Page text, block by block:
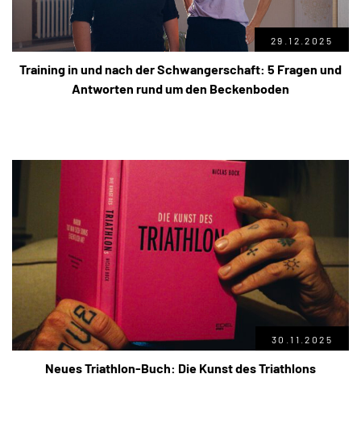
29.12.2025
Training in und nach der Schwangerschaft: 5 Fragen und
Antworten rund um den Beckenboden
30.11.2025
Neues Triathlon-Buch: Die Kunst des Triathlons